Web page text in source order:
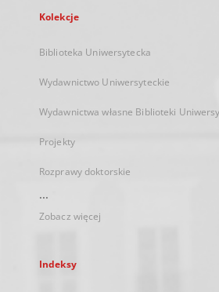
Kolekcje
Biblioteka Uniwersytecka
Wydawnictwo Uniwersyteckie
Wydawnictwa własne Biblioteki
Projekty
Rozprawy doktorskie
...
Zobacz więcej
Indeksy